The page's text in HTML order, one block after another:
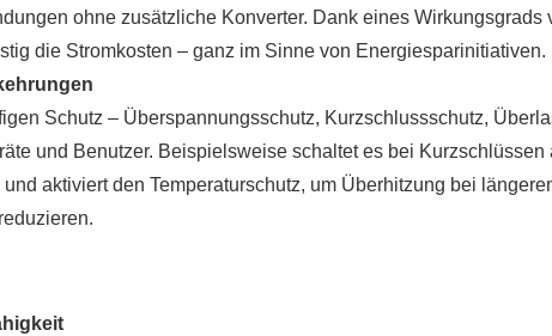
ohne zusätzliche Konverter. Dank eines
die Stromkosten – ganz im Sinne von Energiesparinitiativen.
Schutz – Überspannungsschutz, Kurzschlussschutz,
und Benutzer. Beispielsweise schaltet es bei
aktiviert den Temperaturschutz, um Überhitzung bei